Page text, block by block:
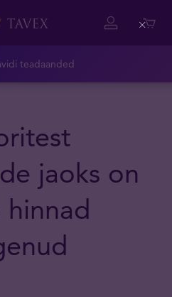
teadaanded
jaoks on
Close